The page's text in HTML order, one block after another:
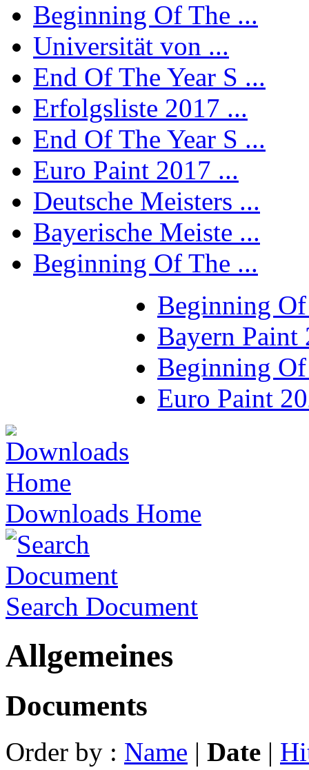
Beginning Of The ...
Universität von ...
End Of The Year S ...
Erfolgsliste 2017 ...
End Of The Year S ...
Euro Paint 2017 ...
Deutsche Meisters ...
Bayerische Meiste ...
Beginning Of The ...
Beginning
Bayern Paint
Beginning
Euro Paint
Downloads Home
Search Document
Allgemeines
Documents
Order by : Name | Date |